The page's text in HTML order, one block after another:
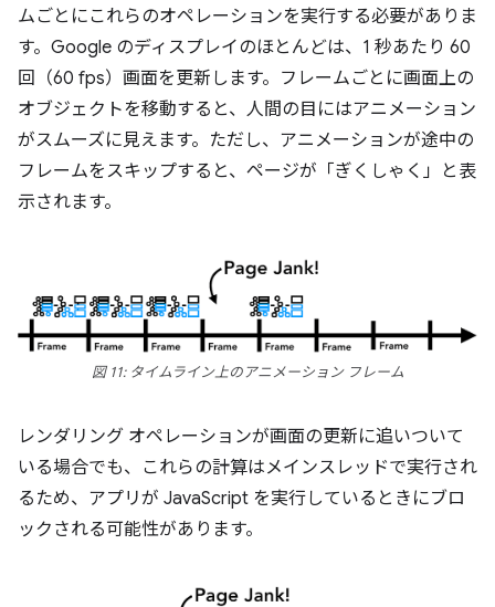
ムごとにこれらのオペレーションを実行する必要がありま
す。Google のディスプレイのほとんどは、1 秒あたり 60
回（60 fps）画面を更新します。フレームごとに画面上の
オブジェクトを移動すると、人間の目にはアニメーション
がスムーズに見えます。ただし、アニメーションが途中の
フレームをスキップすると、ページが「ぎくしゃく」と表
示されます。
図 11: タイムライン上のアニメーション フレーム
レンダリング オペレーションが画面の更新に追いついて
いる場合でも、これらの計算はメインスレッドで実行され
るため、アプリが JavaScript を実行しているときにブロ
ックされる可能性があります。